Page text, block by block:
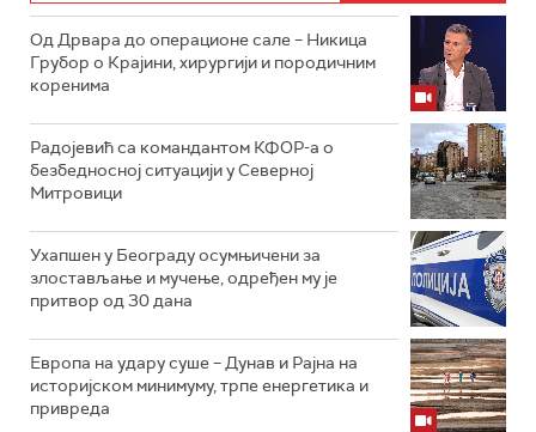
Од Дрвара до операционе сале – Никица
Грубор о Крајини, хирургији и породичним
коренима
Радојевић са командантом КФОР-а о
безбедносној ситуацији у Северној
Митровици
Ухапшен у Београду осумњичени за
злостављање и мучење, одређен му је
притвор од 30 дана
Европа на удару суше – Дунав и Рајна на
историјском минимуму, трпе енергетика и
привреда